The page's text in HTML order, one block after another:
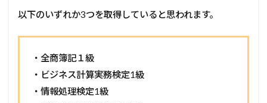
以下のいずれか3つを取得していると思われます。
・全商簿記１級
・ビジネス計算実務検定1級
・情報処理検定1級